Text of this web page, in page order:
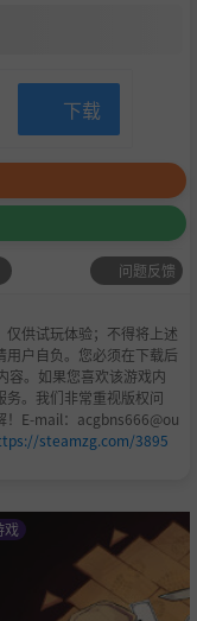
下载
问题反馈
供试玩体验；不得将上述
户自负。您必须在下载后
容。如果您喜欢该游戏内
务。我们非常重视版权问
！E-mail：acgbns666@ou
steamzg.com/3895
戏